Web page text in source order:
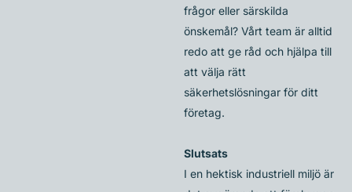
frågor eller särskilda
önskemål? Vårt team är alltid
redo att ge råd och hjälpa till
att välja rätt
säkerhetslösningar för ditt
företag.
Slutsats
I en hektisk industriell miljö är